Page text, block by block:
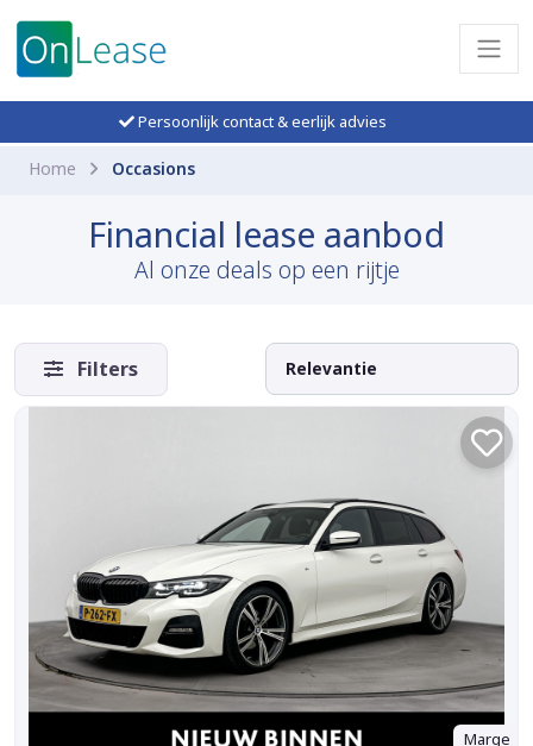
Persoonlijk contact & eerlijk advies
Home Occasions
Financial lease aanbod
Al onze deals op een rijtje
Filters
Marge